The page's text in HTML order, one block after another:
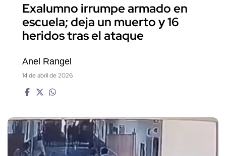
Exalumno irrumpe armado en
escuela; deja un muerto y 16
heridos tras el ataque
Anel Rangel
14 de abril de 2026